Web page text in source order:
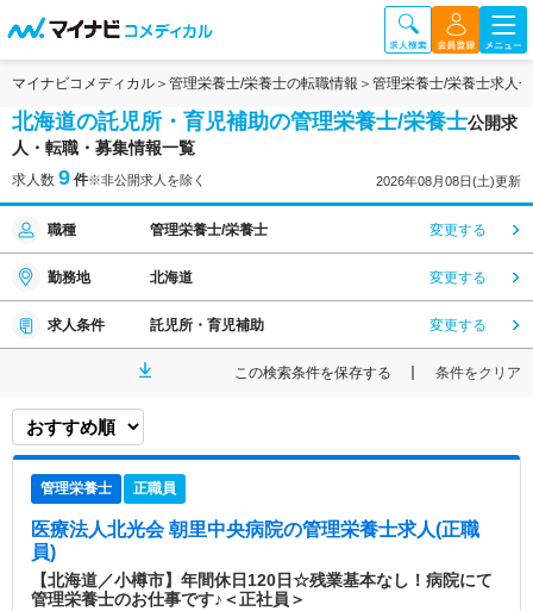
マイナビコメディカル 管理栄養士/栄養士の転職情報 管理栄養士/栄養士求人
北海道の託児所・育児補助の管理栄養士/栄養士公開求
人・転職・募集情報一覧
求人数 9 件※非公開求人を除く 2026年08月08日(土)更新
職種 管理栄養士/栄養士 変更する
勤務地 北海道 変更する
求人条件 託児所・育児補助 変更する
この検索条件を保存する 条件をクリア
管理栄養士 正職員
医療法人北光会 朝里中央病院の管理栄養士求人(正職
員)
【北海道／小樽市】年間休日120日☆残業基本なし！病院にて
管理栄養士のお仕事です♪＜正社員＞